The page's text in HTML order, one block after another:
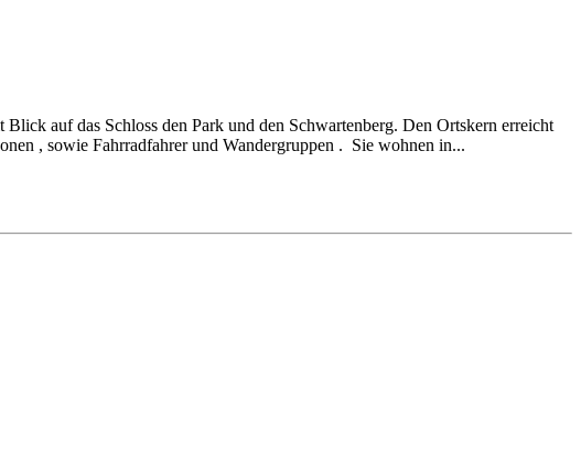
auf das Schloss den Park und den Schwartenberg. Den Ortskern erreicht
, sowie Fahrradfahrer und Wandergruppen . Sie wohnen in...